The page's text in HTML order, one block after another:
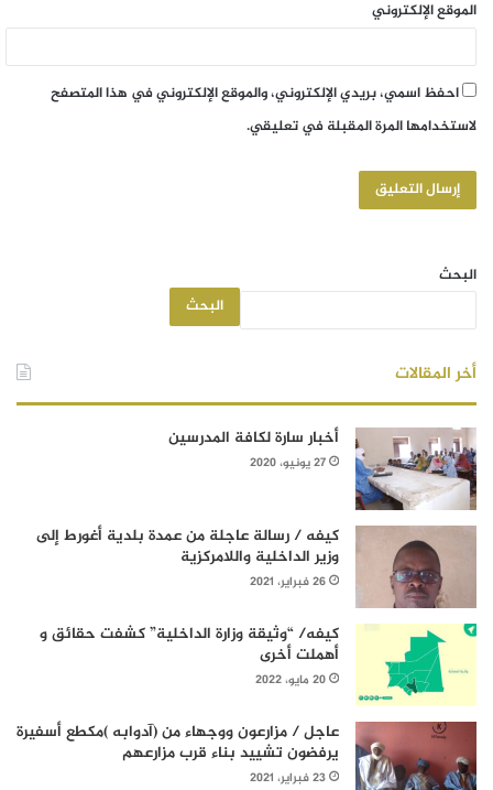
الموقع الإلكتروني
احفظ اسمي، بريدي الإلكتروني، والموقع الإلكتروني في هذا المتصفح
لاستخدامها المرة المقبلة في تعليقي.
البحث
البحث
أخر المقالات
أخبار سارة لكافة المدرسين
27 يونيو، 2020
كيفه / رسالة عاجلة من عمدة بلدية أغورط إلى
وزير الداخلية واللامركزية
26 فبراير، 2021
كيفه/ “وثيقة وزارة الداخلية” كشفت حقائق و
أهملت أخرى
20 مايو، 2022
عاجل / مزارعون ووجهاء من (آدوابه )مكطع أسفيرة
يرفضون تشييد بناء قرب مزارعهم
23 فبراير، 2021